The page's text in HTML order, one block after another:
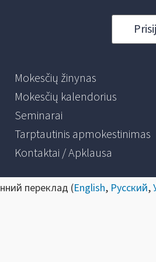
Mokesčių žinynas
Mokesčių kalendorius
Seminarai
Tarptautinis apmokestinimas
Kontaktai / Apklausa
переклад (English, Русский,